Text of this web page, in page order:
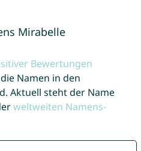
Mirabelle
Bewertungen
Namen in den
Aktuell steht der Name
weltweiten Namens-